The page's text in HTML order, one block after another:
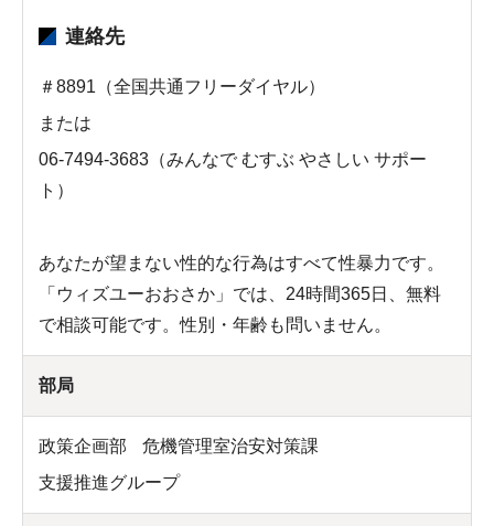
連絡先
＃8891（全国共通フリーダイヤル）
または
06-7494-3683（みんなで むすぶ やさしい サポー
ト）
あなたが望まない性的な行為はすべて性暴力です。
「ウィズユーおおさか」では、24時間365日、無料
で相談可能です。性別・年齢も問いません。
部局
政策企画部
危機管理室治安対策課
支援推進グループ